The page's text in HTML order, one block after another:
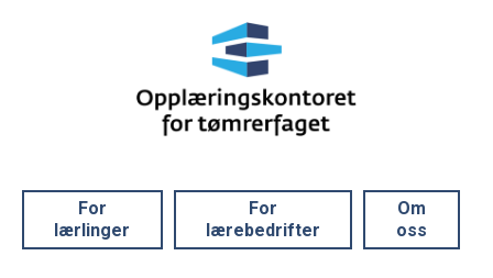
For
lærlinger
For
lærebedrifter
Om
oss